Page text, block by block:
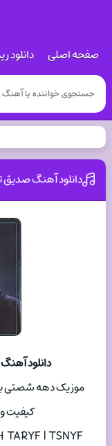
صفحه اصلی دانلود
دانلود آهنگ
دانلود
موزیک دهه شصتی
کیفیت
TARYF | TSNYF